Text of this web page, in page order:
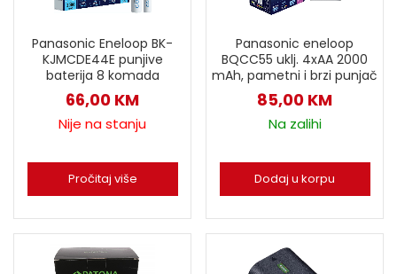
Panasonic Eneloop BK-
KJMCDE44E punjive
baterija 8 komada
66,00 KM
Nije na stanju
Pročitaj više
Panasonic eneloop
BQCC55 uklj. 4xAA 2000
mAh, pametni i brzi punjač
85,00 KM
Na zalihi
Dodaj u korpu